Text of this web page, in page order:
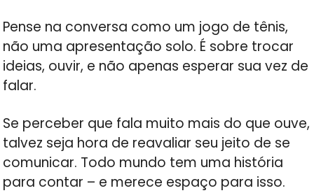
Pense na conversa como um jogo de tênis,
não uma apresentação solo. É sobre trocar
ideias, ouvir, e não apenas esperar sua vez de
falar.
Se perceber que fala muito mais do que ouve,
talvez seja hora de reavaliar seu jeito de se
comunicar. Todo mundo tem uma história
para contar – e merece espaço para isso.